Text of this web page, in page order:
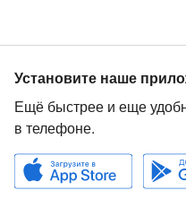
Установите наше
Ещё быстрее и еще
в телефоне.